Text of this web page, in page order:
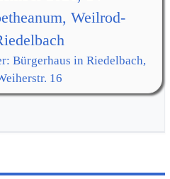
Weilrod-
Bürgerhaus in Riedelbach,
16